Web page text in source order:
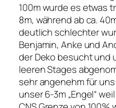
100m wurde es etwas
8m, während ab ca.
deutlich schlechter
Benjamin, Anke und
der Deko besucht und
leeren Stages
sehr angenehm für
unser 6-3m „Engel“